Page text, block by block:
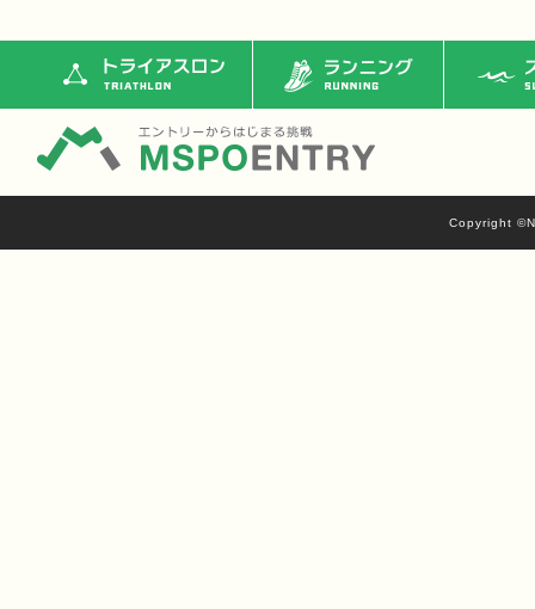
トライアスロン ランニング ス
Copyright